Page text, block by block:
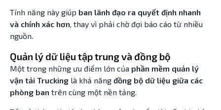
Tính năng này giúp ban lãnh đạo ra quyết định nhanh
và chính xác hơn, thay vì phải chờ đợi báo cáo từ nhiều
nguồn.
Quản lý dữ liệu tập trung và đồng bộ
Một trong những ưu điểm lớn của phần mềm quản lý
vận tải Trucking là khả năng đồng bộ dữ liệu giữa các
phòng ban trên cùng một nền tảng.